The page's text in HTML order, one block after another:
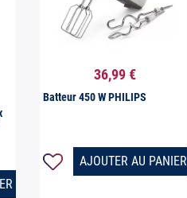
Aperçu rapide
36,99 €
Batteur 450 W PHILIPS
AJOUTER AU PANIER